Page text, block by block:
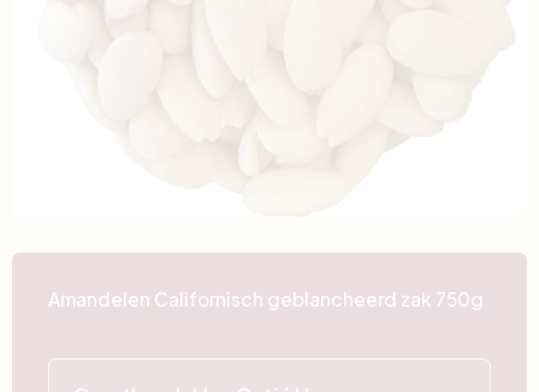
Amandelen Californisch geblancheerd zak 750g